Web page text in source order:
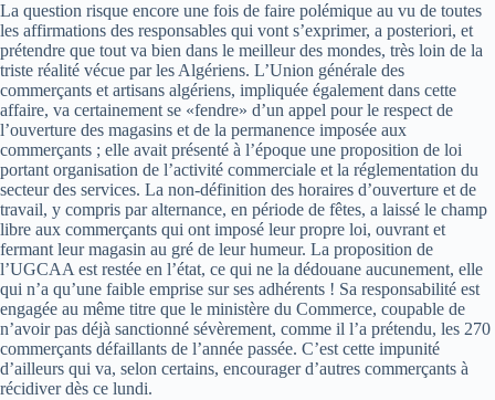
La question risque encore une fois de faire polémique au vu de toutes
les affirmations des responsables qui vont s’exprimer, a posteriori, et
prétendre que tout va bien dans le meilleur des mondes, très loin de la
triste réalité vécue par les Algériens. L’Union générale des
commerçants et artisans algériens, impliquée également dans cette
affaire, va certainement se «fendre» d’un appel pour le respect de
l’ouverture des magasins et de la permanence imposée aux
commerçants ; elle avait présenté à l’époque une proposition de loi
portant organisation de l’activité commerciale et la réglementation du
secteur des services. La non-définition des horaires d’ouverture et de
travail, y compris par alternance, en période de fêtes, a laissé le champ
libre aux commerçants qui ont imposé leur propre loi, ouvrant et
fermant leur magasin au gré de leur humeur. La proposition de
l’UGCAA est restée en l’état, ce qui ne la dédouane aucunement, elle
qui n’a qu’une faible emprise sur ses adhérents ! Sa responsabilité est
engagée au même titre que le ministère du Commerce, coupable de
n’avoir pas déjà sanctionné sévèrement, comme il l’a prétendu, les 270
commerçants défaillants de l’année passée. C’est cette impunité
d’ailleurs qui va, selon certains, encourager d’autres commerçants à
récidiver dès ce lundi.